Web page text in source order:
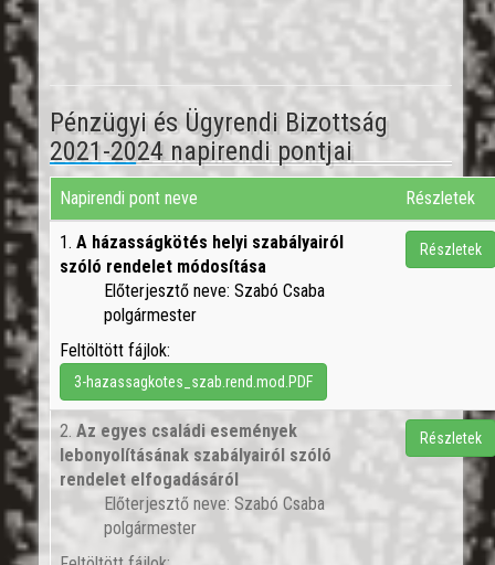
Pénzügyi és Ügyrendi Bizottság
2021-2024 napirendi pontjai
Napirendi pont neve Részletek
1. A házasságkötés helyi szabályairól
szóló rendelet módosítása
Előterjesztő neve: Szabó Csaba
polgármester
Feltöltött fájlok:
3-hazassagkotes_szab.rend.mod.PDF
Részletek
2. Az egyes családi események
lebonyolításának szabályairól szóló
rendelet elfogadásáról
Előterjesztő neve: Szabó Csaba
polgármester
Részletek